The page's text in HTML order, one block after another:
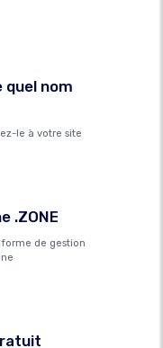
quel nom
le à votre site
.ZONE
de gestion